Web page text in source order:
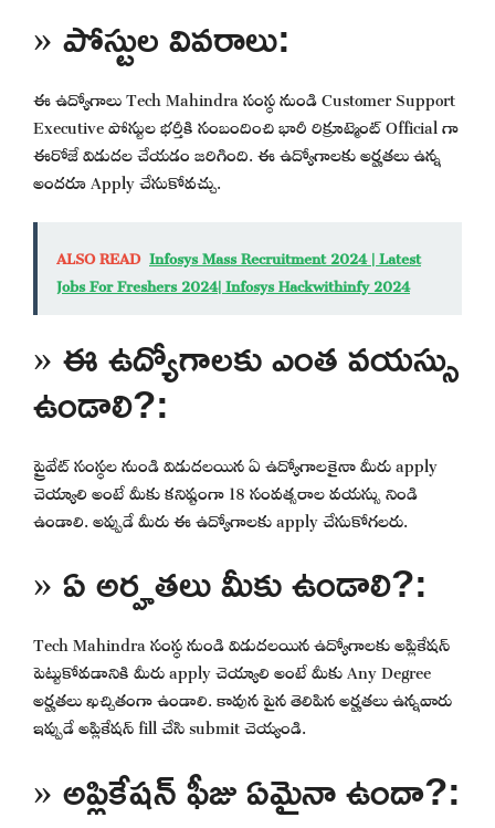
» పోస్టుల వివరాలు:
ఈ ఉద్యోగాలు Tech Mahindra సంస్థ నుండి Customer Support
Executive పోస్టుల భర్తీకి సంబందించి భారీ రిక్రూట్మెంట్ Official గా
ఈరోజే విడుదల చేయడం జరిగింది. ఈ ఉద్యోగాలకు అర్హతలు ఉన్న
అందరూ Apply చేసుకోవచ్చు.
ALSO READ Infosys Mass Recruitment 2024 | Latest
Jobs For Freshers 2024| Infosys Hackwithinfy 2024
» ఈ ఉద్యోగాలకు ఎంత వయస్సు
ఉండాలి?:
ప్రైవేట్ సంస్థల నుండి విడుదలయిన ఏ ఉద్యోగాలకైనా మీరు apply
చెయ్యాలి అంటే మీకు కనిష్టంగా 18 సంవత్సరాల వయస్సు నిండి
ఉండాలి. అప్పుడే మీరు ఈ ఉద్యోగాలకు apply చేసుకోగలరు.
» ఏ అర్హతలు మీకు ఉండాలి?:
Tech Mahindra సంస్థ నుండి విడుదలయిన ఉద్యోగాలకు అప్లికేషన్
పెట్టుకోవడానికి మీరు apply చెయ్యాలి అంటే మీకు Any Degree
అర్హతలు ఖచ్చితంగా ఉండాలి. కావున పైన తెలిపిన అర్హతలు ఉన్నవారు
ఇప్పుడే అప్లికేషన్ fill చేసి submit చెయ్యండి.
» అప్లికేషన్ ఫీజు ఏమైనా ఉందా?: